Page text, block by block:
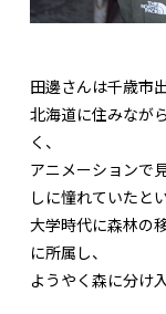
田邊さんは千歳市出
北海道に住みなが
く、
アニメーションで
しに憧れていたとい
大学時代に森林の
に所属し、
ようやく森に分け